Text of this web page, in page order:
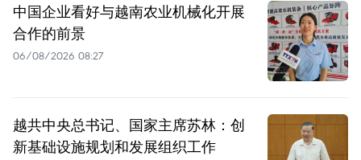
中国企业看好与越南农业机械化开展
合作的前景
06/08/2026 08:27
越共中央总书记、国家主席苏林：创
新基础设施规划和发展组织工作